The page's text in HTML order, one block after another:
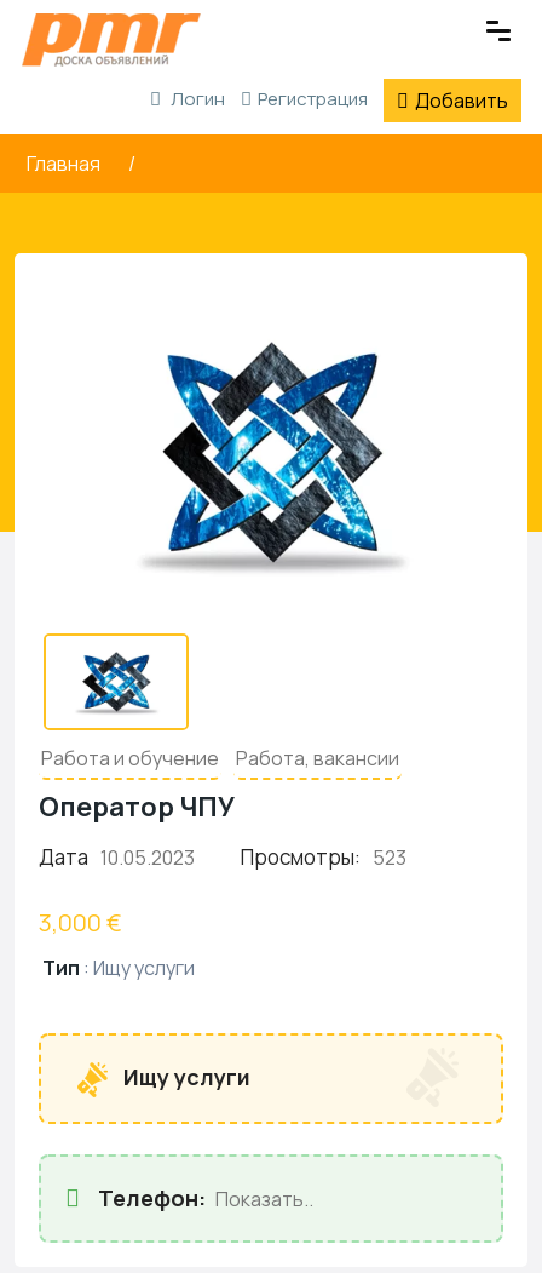
Логин Регистрация Добавить
Главная
Работа и обучение Работа, вакансии
Оператор ЧПУ
Дата 10.05.2023 Просмотры: 523
3,000 €
Тип : Ищу услуги
Ищу услуги
Телефон: Показать..